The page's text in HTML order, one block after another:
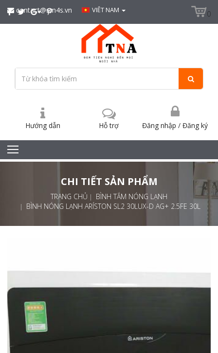
contact@sm4s.vn VIÊT NAM 0
Đăng nhập/Đăng ký
Hướng dẫn Hỗ trợ
CHI TIẾT SẢN PHẨM
TRANG CHỦ
BÌNH TẮM NÓNG LẠNH
BÌNH NÓNG LẠNH ARÍSTON SL2 30LUX-D AG+ 2.5FE 30L